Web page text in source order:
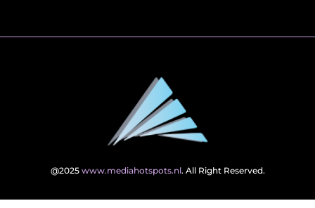
@2025 www.mediahotspots.nl. All Right Reserved.